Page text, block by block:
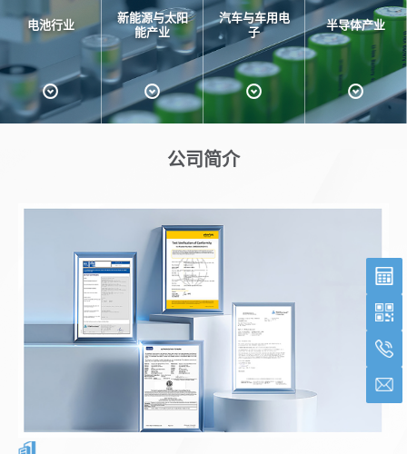
电池行业
新能源与太阳
能产业
汽车与车用电
子
半导体产业
公司简介